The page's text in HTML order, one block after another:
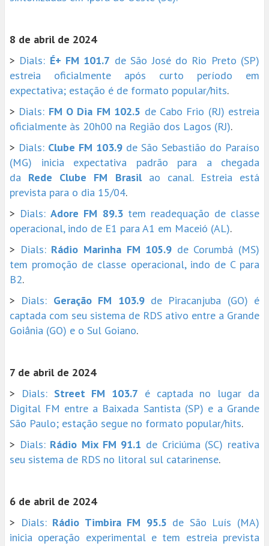
8 de abril de 2024
> Dials: É+ FM 101.7 de São José do Rio Preto (SP)
estreia oficialmente após curto período em
expectativa; estação é de formato popular/hits.
> Dials: FM O Dia FM 102.5 de Cabo Frio (RJ) estreia
oficialmente às 20h00 na Região dos Lagos (RJ).
> Dials: Clube FM 103.9 de São Sebastião do Paraíso
(MG) inicia expectativa padrão para a chegada
da Rede Clube FM Brasil ao canal. Estreia está
prevista para o dia 15/04.
> Dials:Adore FM 89.3tem readequação de classe
operacional, indo de E1 para A1 em Maceió (AL).
> Dials: Rádio Marinha FM 105.9 de Corumbá (MS)
tem promoção de classe operacional, indo de C para
B2.
> Dials: Geração FM 103.9de Piracanjuba (GO) é
captada com seu sistema de RDS ativo entre a Grande
Goiânia (GO) e o Sul Goiano.
7 de abril de 2024
> Dials: Street FM 103.7 é captada no lugar da
Digital FM entre a Baixada Santista (SP) e a Grande
São Paulo; estação segue no formato popular/hits.
> Dials: Rádio Mix FM 91.1 de Criciúma (SC) reativa
seu sistema de RDS no litoral sul catarinense.
6 de abril de 2024
> Dials: Rádio Timbira FM 95.5 de São Luís (MA)
inicia operação experimental e tem estreia prevista